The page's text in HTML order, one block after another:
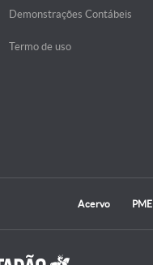
Demonstrações Contábeis
Termo de uso
Acervo PME